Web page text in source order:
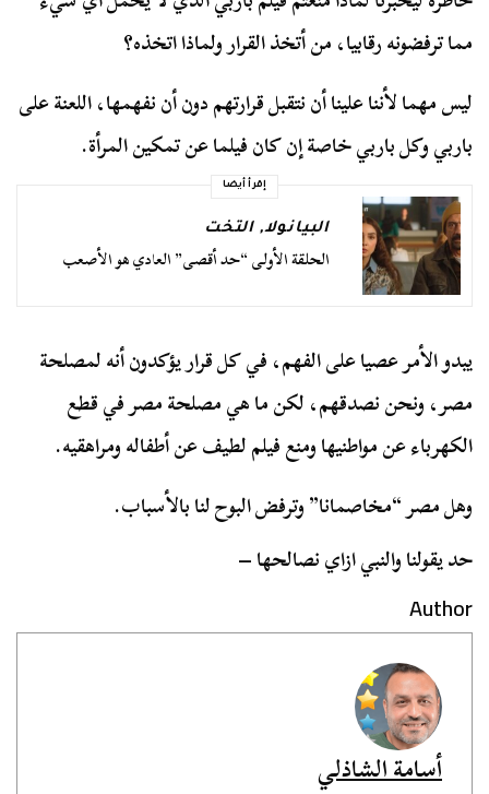
مما ترفضونه رقابيا، من أتخذ القرار ولماذا اتخذه؟
ليس مهما لأننا علينا أن نتقبل قرارتهم دون أن نفهمها، اللعنة على
باربي وكل باربي خاصة إن كان فيلما عن تمكين المرأة.
إقرأ أيضا
البيانولا,التخت
الحلقة الأولى “حد أقصى” العادي هو الأصعب
يبدو الأمر عصيا على الفهم، في كل قرار يؤكدون أنه لمصلحة
مصر، ونحن نصدقهم، لكن ما هي مصلحة مصر في قطع
الكهرباء عن مواطنيها ومنع فيلم لطيف عن أطفاله ومراهقيه.
وهل مصر “مخاصمانا” وترفض البوح لنا بالأسباب.
حد يقولنا والنبي ازاي نصالحها –
Author
أسامة الشاذلي